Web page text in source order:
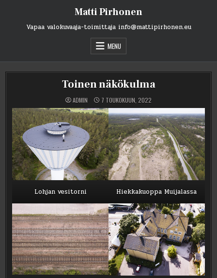
Matti Pirhonen
Vapaa valokuvaaja-toimittaja info@mattipirhonen.eu
MENU
Toinen näkökulma
ADMIN 7 TOUKOKUUN, 2022
Lohjan vesitorni Hiekkakuoppa Muijalassa